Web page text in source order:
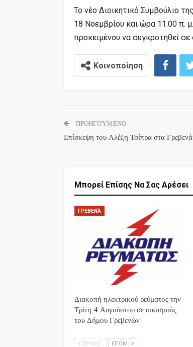
Το νέο Διοικητικό Συμβούλιο
18 Νοεμβρίου και ώρα 11.00 π.
προκειμένου να συγκροτηθεί
Κοινοποίηση
ΠΡΟΗΓΟΎΜΕΝΟ
Επίσκεψη του Αλέξη Τσίπρα στα Γρεβενά
Μπορεί Επίσης Να Σας Αρέσει
ΓΡΕΒΕΝΆ
Διακοπή ηλεκτρικού ρεύματος την
Τρίτη 4 Αυγούστου σε οικισμούς
του Δήμου Γρεβενών
ΠΡΟΗΓ. ΕΠΌΜ.